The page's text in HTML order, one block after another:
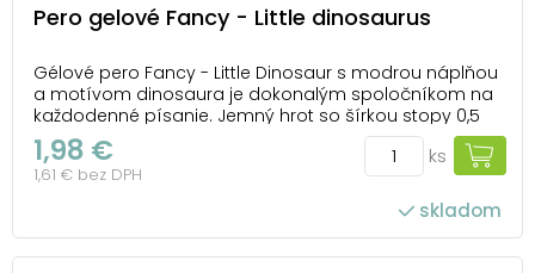
Pero gelové Fancy - Little dinosaurus
Gélové pero Fancy - Little Dinosaur s modrou náplňou
a motívom dinosaura je dokonalým spoločníkom na
každodenné písanie. Jemný hrot so šírkou stopy 0,5
mm zaručuje hladké a pohodlné písanie. Pero je
vybavené uzáverom, ktorý chráni hrot pred
poškodením, a má telo z pružného, odolného plastu,
1,98 €
1,61 € bez DPH
ks
skladom